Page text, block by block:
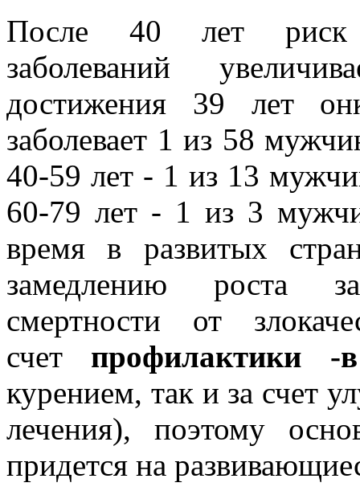
После 40 лет риск
заболеваний
достижения 39 лет
заболевает 1 из 58
40-59 лет - 1 из 13
60-79 лет - 1 из 3
время в развитых
замедлению роста
смертности от
счет профилактики -в
курением, так и за счет
лечения), поэтому
придется на